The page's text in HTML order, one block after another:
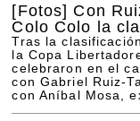
[Fotos] Con
Colo Colo la
Tras la
la Copa
celebraron en el
con Gabriel Ruiz-
con Aníbal Mosa,